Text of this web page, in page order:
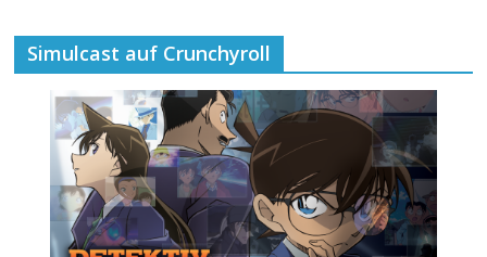
Simulcast auf Crunchyroll